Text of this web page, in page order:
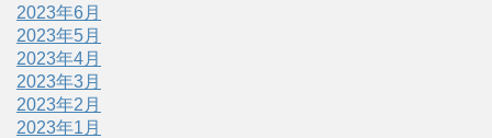
2023年6月
2023年5月
2023年4月
2023年3月
2023年2月
2023年1月